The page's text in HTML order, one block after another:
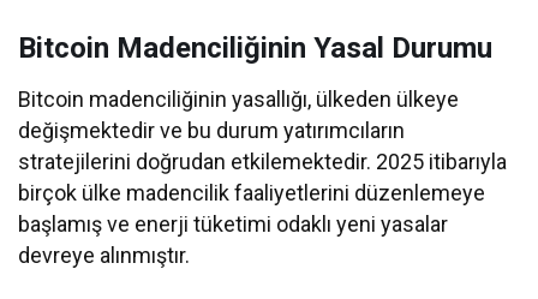
Bitcoin Madenciliğinin Yasal Durumu
Bitcoin madenciliğinin yasallığı, ülkeden ülkeye
değişmektedir ve bu durum yatırımcıların
stratejilerini doğrudan etkilemektedir. 2025 itibarıyla
birçok ülke madencilik faaliyetlerini düzenlemeye
başlamış ve enerji tüketimi odaklı yeni yasalar
devreye alınmıştır.